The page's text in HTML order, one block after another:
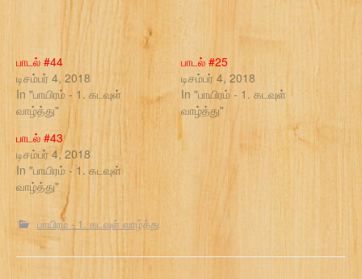
பாடல் #44
டிசம்பர் 4, 2018
In "பாயிரம் - 1. கடவுள்
வாழ்த்து"
பாடல் #25
டிசம்பர் 4, 2018
In "பாயிரம் - 1. கடவுள்
வாழ்த்து"
பாடல் #43
டிசம்பர் 4, 2018
In "பாயிரம் - 1. கடவுள்
வாழ்த்து"
பாயிரம் - 1. கடவுள் வாழ்த்து